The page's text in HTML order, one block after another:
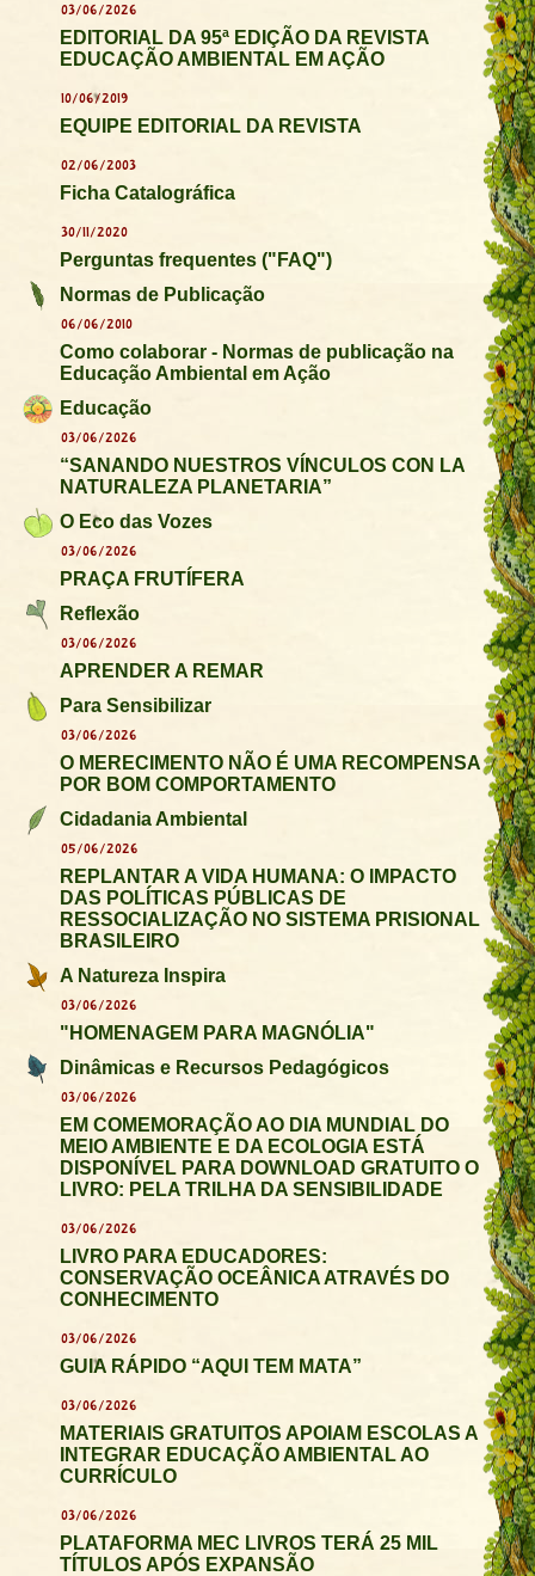
03/06/2026
EDITORIAL DA 95ª EDIÇÃO DA REVISTA
EDUCAÇÃO AMBIENTAL EM AÇÃO
10/06/2019
EQUIPE EDITORIAL DA REVISTA
02/06/2003
Ficha Catalográfica
30/11/2020
Perguntas frequentes ("FAQ")
Normas de Publicação
06/06/2010
Como colaborar - Normas de publicação na
Educação Ambiental em Ação
Educação
03/06/2026
“SANANDO NUESTROS VÍNCULOS CON LA
NATURALEZA PLANETARIA”
O Eco das Vozes
03/06/2026
PRAÇA FRUTÍFERA
Reflexão
03/06/2026
APRENDER A REMAR
Para Sensibilizar
03/06/2026
O MERECIMENTO NÃO É UMA RECOMPENSA
POR BOM COMPORTAMENTO
Cidadania Ambiental
05/06/2026
REPLANTAR A VIDA HUMANA: O IMPACTO
DAS POLÍTICAS PÚBLICAS DE
RESSOCIALIZAÇÃO NO SISTEMA PRISIONAL
BRASILEIRO
A Natureza Inspira
03/06/2026
"HOMENAGEM PARA MAGNÓLIA"
Dinâmicas e Recursos Pedagógicos
03/06/2026
EM COMEMORAÇÃO AO DIA MUNDIAL DO
MEIO AMBIENTE E DA ECOLOGIA ESTÁ
DISPONÍVEL PARA DOWNLOAD GRATUITO O
LIVRO: PELA TRILHA DA SENSIBILIDADE
03/06/2026
LIVRO PARA EDUCADORES:
CONSERVAÇÃO OCEÂNICA ATRAVÉS DO
CONHECIMENTO
03/06/2026
GUIA RÁPIDO “AQUI TEM MATA”
03/06/2026
MATERIAIS GRATUITOS APOIAM ESCOLAS A
INTEGRAR EDUCAÇÃO AMBIENTAL AO
CURRÍCULO
03/06/2026
PLATAFORMA MEC LIVROS TERÁ 25 MIL
TÍTULOS APÓS EXPANSÃO